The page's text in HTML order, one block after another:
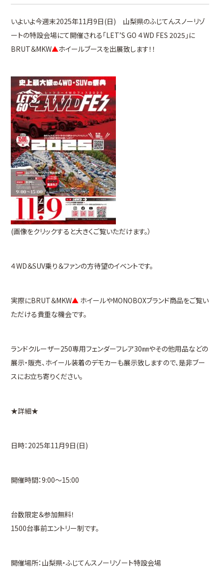
いよいよ今週末2025年11月9日(日) 山梨県のふじてんスノーリゾ
ートの特設会場にて開催される「LET’S GO ４WD FES 2025」に
BRUT＆MKW▲ホイールブースを出展致します！！
(画像をクリックすると大きくご覧いただけます。）
４WD＆SUV乗り＆ファンの方待望のイベントです。
実際にBRUT＆MKW▲ ホイールやMONOBOXブランド商品をご覧い
ただける貴重な機会です。
ランドクルーザー250専用フェンダーフレア30㎜やその他用品などの
展示・販売、ホイール装着のデモカーも展示致しますので、是非ブー
スにお立ち寄りください。
★詳細★
日時：2025年11月9日(日)
開催時間：9:00〜15:00
台数限定＆参加無料！
1500台事前エントリー制です。
開催場所：山梨県・ふじてんスノーリゾート特設会場